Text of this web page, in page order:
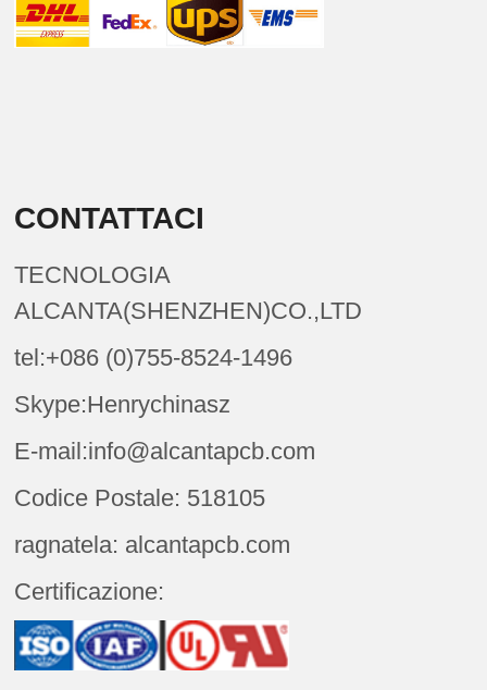
CONTATTACI
TECNOLOGIA
ALCANTA(SHENZHEN)CO.,LTD
tel:+086 (0)755-8524-1496
Skype:Henrychinasz
E-mail:info@alcantapcb.com
Codice Postale: 518105
ragnatela: alcantapcb.com
Certificazione: